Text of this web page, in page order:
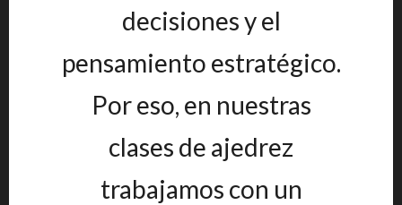
decisiones y el
pensamiento estratégico.
Por eso, en nuestras
clases de ajedrez
trabajamos con un